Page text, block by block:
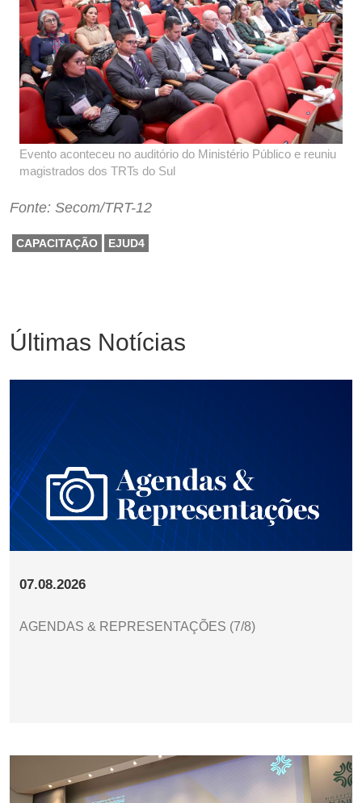
Evento aconteceu no auditório do Ministério Público e reuniu
magistrados dos TRTs do Sul
Fonte: Secom/TRT-12
CAPACITAÇÃO EJUD4
Últimas Notícias
07.08.2026
AGENDAS & REPRESENTAÇÕES (7/8)